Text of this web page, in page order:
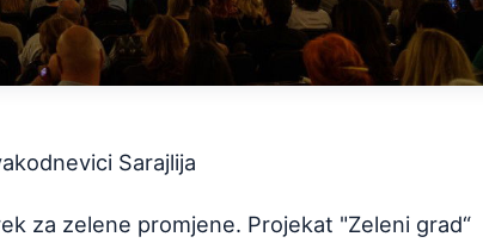
Sarajlija
za zelene promjene. Projekat "Zeleni grad“